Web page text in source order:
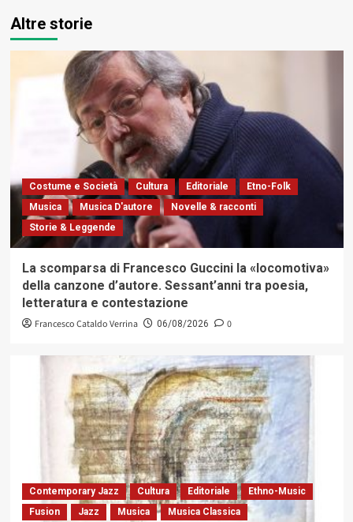
Altre storie
Costume e Società Cultura Editoriale
Etno-Folk
Musica
Musica D'autore
Novelle & racconti
Storie & Leggende
La scomparsa di Francesco Guccini la «locomotiva»
della canzone d’autore. Sessant’anni tra poesia,
letteratura e contestazione
Francesco Cataldo Verrina 06/08/2026 0
Contemporary Jazz Cultura Editoriale
Ethno-Music
Fusion
Jazz Musica
Musica Classica